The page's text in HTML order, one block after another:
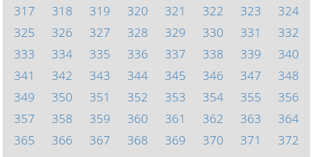
317
318 319 320 321 322 323
324
325
326 327 328 329 330 331
332
333
334 335 336 337 338 339
340
341
342 343 344 345 346 347
348
349
350 351 352 353 354 355
356
357
358 359 360 361 362 363
364
365
366 367 368 369 370 371
372